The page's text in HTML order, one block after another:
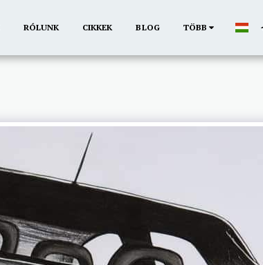
RÓLUNK CIKKEK BLOG TÖBB